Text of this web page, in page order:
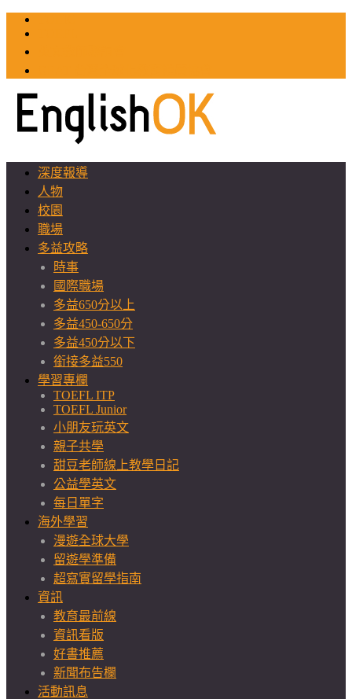
深度報導
人物
校園
職場
多益攻略
時事
國際職場
多益650分以上
多益450-650分
多益450分以下
銜接多益550
學習專欄
TOEFL ITP
TOEFL Junior
小朋友玩英文
親子共學
甜豆老師線上教學日記
公益學英文
每日單字
海外學習
漫遊全球大學
留遊學準備
超寫實留學指南
資訊
教育最前線
資訊看版
好書推薦
新聞布告欄
活動訊息